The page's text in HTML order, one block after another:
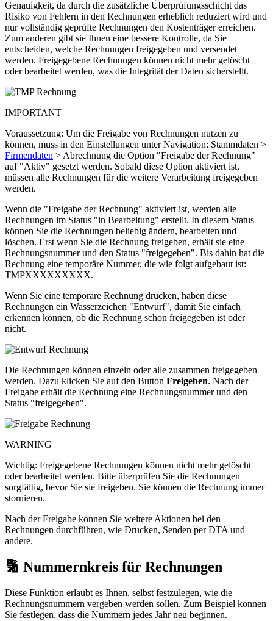
Genauigkeit, da durch die zusätzliche Überprüfungsschicht das
Risiko von Fehlern in den Rechnungen erheblich reduziert wird und
nur vollständig geprüfte Rechnungen den Kostenträger erreichen.
Zum anderen gibt sie Ihnen eine bessere Kontrolle, da Sie
entscheiden, welche Rechnungen freigegeben und versendet
werden. Freigegebene Rechnungen können nicht mehr gelöscht
oder bearbeitet werden, was die Integrität der Daten sicherstellt.
IMPORTANT
Voraussetzung: Um die Freigabe von Rechnungen nutzen zu
können, muss in den Einstellungen unter Navigation: Stammdaten >
Firmendaten > Abrechnung die Option "Freigabe der Rechnung"
auf "Aktiv" gesetzt werden. Sobald diese Option aktiviert ist,
müssen alle Rechnungen für die weitere Verarbeitung freigegeben
werden.
Wenn die "Freigabe der Rechnung" aktiviert ist, werden alle
Rechnungen im Status "in Bearbeitung" erstellt. In diesem Status
können Sie die Rechnungen beliebig ändern, bearbeiten und
löschen. Erst wenn Sie die Rechnung freigeben, erhält sie eine
Rechnungsnummer und den Status "freigegeben". Bis dahin hat die
Rechnung eine temporäre Nummer, die wie folgt aufgebaut ist:
TMPXXXXXXXXX.
Wenn Sie eine temporäre Rechnung drucken, haben diese
Rechnungen ein Wasserzeichen "Entwurf", damit Sie einfach
erkennen können, ob die Rechnung schon freigegeben ist oder
nicht.
Die Rechnungen können einzeln oder alle zusammen freigegeben
werden. Dazu klicken Sie auf den Button Freigeben. Nach der
Freigabe erhält die Rechnung eine Rechnungsnummer und den
Status "freigegeben".
WARNING
Wichtig: Freigegebene Rechnungen können nicht mehr gelöscht
oder bearbeitet werden. Bitte überprüfen Sie die Rechnungen
sorgfältig, bevor Sie sie freigeben. Sie können die Rechnung immer
stornieren.
Nach der Freigabe können Sie weitere Aktionen bei den
Rechnungen durchführen, wie Drucken, Senden per DTA und
andere.
🔢 Nummernkreis für Rechnungen
Diese Funktion erlaubt es Ihnen, selbst festzulegen, wie die
Rechnungsnummern vergeben werden sollen. Zum Beispiel können
Sie festlegen, dass die Nummern jedes Jahr neu beginnen.